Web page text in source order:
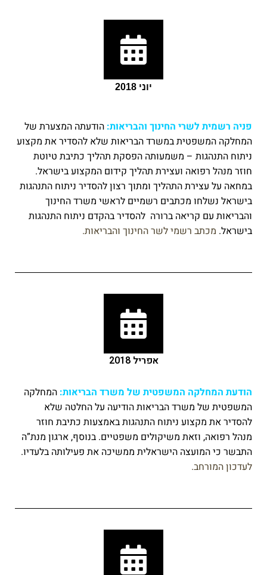
יוני 2018
פניה רשמית לשרי החינוך והבריאות: הודעתה המצערת של
המחלקה המשפטית במשרד הבריאות שלא להסדיר את מקצוע
ניתוח התנהגות – משמעותה הפסקת תהליך כתיבת טיוטת
חוזר מנהל רפואה ועצירת תהליך קידום המקצוע בישראל.
במחאה על עצירת התהליך ומתוך רצון להסדיר ניתוח התנהגות
בישראל נשלחו מכתבים רשמיים לראשי משרד החינוך
והבריאות עם קריאה ברורה להסדיר בהקדם ניתוח התנהגות
בישראל. מכתב רשמי לשר החינוך והבריאות.
אפריל 2018
הודעת המחלקה המשפטית של משרד הבריאות: המחלקה
המשפטית של משרד הבריאות הודיעה על החלטה שלא
להסדיר את מקצוע ניתוח התנהגות באמצעות כתיבת חוזר
מנהל רפואה, וזאת משיקולים משפטיים. בנוסף, ארגון מנת”ה
התבשר כי המועצה הישראלית ממשיכה את פעילותה בלעדיו.
לעדכון המורחב.